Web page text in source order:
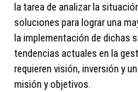
la tarea de analizar la
soluciones para lograr una
la implementación de dichas
tendencias actuales en la
requieren visión, inversión y
misión y objetivos.